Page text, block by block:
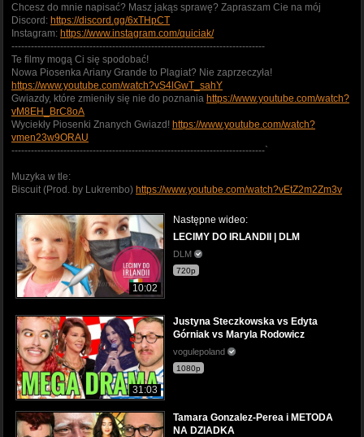
Chcesz do mnie napisać? Masz jakąs sprawę? Zapraszam Cie na mój
Discord: https://discord.gg/6xTHpCT
Instagram: https://www.instagram.com/quiciak/
----------------------------------------­­­­­­­­­--------------------------------­-­-­-­-­-­-
Te filmy mogą Ci się spodobać!
Nowa Piosenka Ariany Grande to Plagiat? Nie zaprzeczyła!
https://www.youtube.com/watch?vS4lGwT_sahY
Gwiazdy, które zmieniły się nie do poznania https://www.youtube.com/watch?
vM8EH_BrC8oA
Wyciekły Piosenki Znanych Gwiazd! https://www.youtube.com/watch?
vmen23w9ORAU
----------------------------------------­­­­­­­­­--------------------------------­-­-­-­-­-­-`
Muzyka w tle:
Biscuit (Prod. by Lukrembo) https://www.youtube.com/watch?vEtZ2m2Zm3v
10:02
Następne wideo:
LECIMY DO IRLANDII | DLM
DLM
720p
31:03
Justyna Steczkowska vs Edyta
Górniak vs Maryla Rodowicz
vogulepoland
1080p
Tamara Gonzalez-Perea i METODA
NA DZIADKA